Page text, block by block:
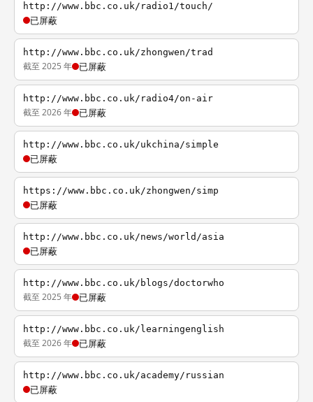
http://www.bbc.co.uk/radio1/touch/
已屏蔽
http://www.bbc.co.uk/zhongwen/trad
截至 2025 年 已屏蔽
http://www.bbc.co.uk/radio4/on-air
截至 2026 年 已屏蔽
http://www.bbc.co.uk/ukchina/simple
已屏蔽
https://www.bbc.co.uk/zhongwen/simp
已屏蔽
http://www.bbc.co.uk/news/world/asia
已屏蔽
http://www.bbc.co.uk/blogs/doctorwho
截至 2025 年 已屏蔽
http://www.bbc.co.uk/learningenglish
截至 2026 年 已屏蔽
http://www.bbc.co.uk/academy/russian
已屏蔽